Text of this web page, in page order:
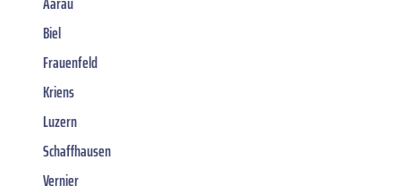
Biel
Frauenfeld
Kriens
Luzern
Schaffhausen
Vernier